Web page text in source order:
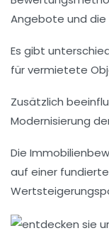
Angebote und die
Es gibt
für vermietete
Zusätzlich
Modernisierung
Die
auf einer